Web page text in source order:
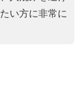
い方に非常に